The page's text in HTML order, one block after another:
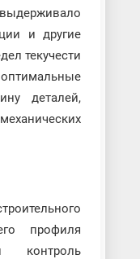
и другие
текучести
деталей,
профиля
контроль